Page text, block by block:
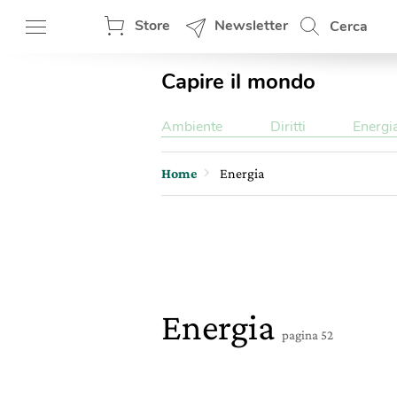
Store Newsletter Cerca
Capire il mondo
Ambiente Diritti
Home Energia
Energia pagina 52